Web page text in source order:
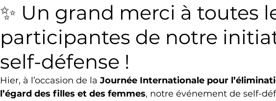
✨ Un grand merci à toutes
participantes de notre
self-défense !
Hier, à l’occasion de la Journée Internationale pour
l’égard des filles et des femmes, notre événement de self-